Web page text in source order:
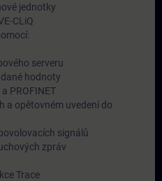
jednotky
CLiQ
serveru
hodnoty
PROFINET
a opětovném uvedení do
signálů
zpráv
Trace